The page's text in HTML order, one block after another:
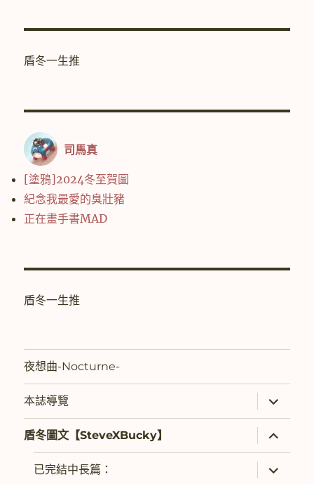
盾冬一生推
司馬真
[塗鴉]2024冬至賀圖
紀念我最愛的臭壯豬
正在畫手書MAD
盾冬一生推
夜想曲-Nocturne-
本誌導覽
展
開
子
選
單
盾冬圖文【SteveXBucky】
展
開
子
選
單
已完結中長篇：
展
開